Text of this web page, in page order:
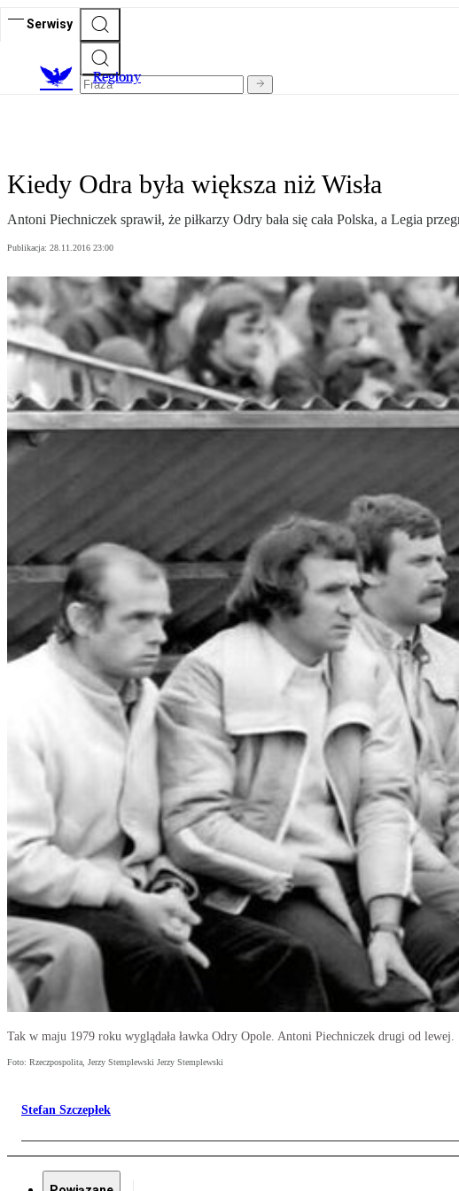
Serwisy
Regiony
Kiedy Odra była większa niż Wisła
Antoni Piechniczek sprawił, że piłkarzy Odry bała się cała Polska, a Legia
Publikacja: 28.11.2016 23:00
Tak w maju 1979 roku wyglądała ławka Odry Opole. Antoni Piechniczek drugi od lewej.
Foto: Rzeczpospolita, Jerzy Stemplewski Jerzy Stemplewski
Stefan Szczepłek